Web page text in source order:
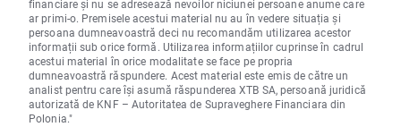
financiare și nu se adresează nevoilor niciunei persoane anume care
ar primi-o. Premisele acestui material nu au în vedere situația și
persoana dumneavoastră deci nu recomandăm utilizarea acestor
informații sub orice formă. Utilizarea informațiilor cuprinse în cadrul
acestui material în orice modalitate se face pe propria
dumneavoastră răspundere. Acest material este emis de către un
analist pentru care își asumă răspunderea XTB SA, persoană juridică
autorizată de KNF – Autoritatea de Supraveghere Financiara din
Polonia."